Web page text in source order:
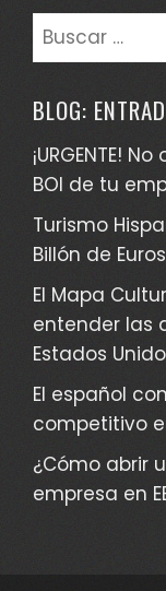
Buscar:
BLOG:
¡URGENTE!
BOI de tu
Turismo
Billón de Euros
El Mapa
entender las
Estados
El español
competitivo
¿Cómo abrir
empresa en